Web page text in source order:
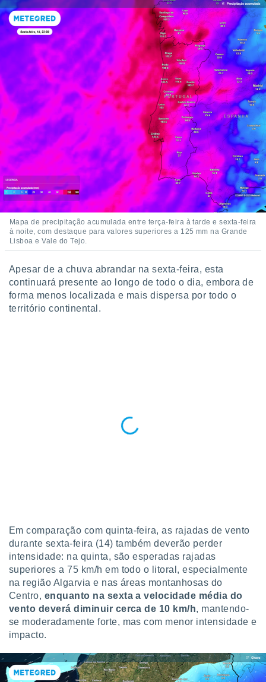
utilizar
medir
da
o
dos
os
de
ou
de dados
fontes,
e melhorar
dados
Mapa de precipitação acumulada entre terça-feira à tarde e sexta-feira
à noite, com destaque para valores superiores a 125 mm na Grande
Lisboa e Vale do Tejo.
Apesar de a chuva abrandar na sexta-feira, esta
continuará presente ao longo de todo o dia, embora de
forma menos localizada e mais dispersa por todo o
território continental.
Em comparação com quinta-feira, as rajadas de vento
durante sexta-feira (14) também deverão perder
intensidade: na quinta, são esperadas rajadas
superiores a 75 km/h em todo o litoral, especialmente
na região Algarvia e nas áreas montanhosas do
Centro, enquanto na sexta a velocidade média do
vento deverá diminuir cerca de 10 km/h, mantendo-
se moderadamente forte, mas com menor intensidade e
impacto.